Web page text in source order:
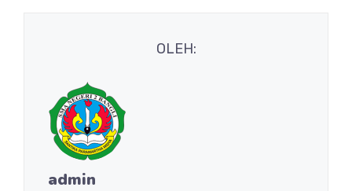
OLEH:
admin